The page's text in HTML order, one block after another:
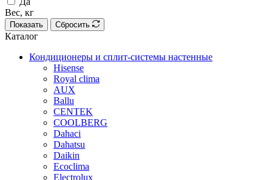
Вес, кг
Показать Сбросить
Каталог
Кондиционеры и сплит-системы настенные
Hisense
Royal clima
AUX
Ballu
CENTEK
COOLBERG
Dahaci
Dahatsu
Daikin
Ecoclima
Electrolux